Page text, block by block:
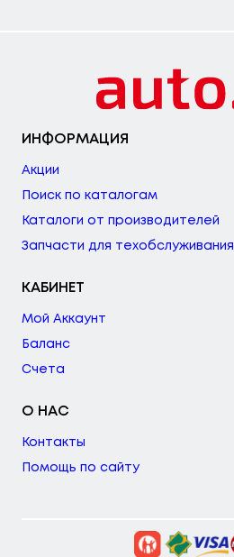
ИНФОРМАЦИЯ
Акции
Поиск по каталогам
Каталоги от производителей
Запчасти для техобслуживания
КАБИНЕТ
Мой Аккаунт
Баланс
Счета
О НАС
Контакты
Помощь по сайту